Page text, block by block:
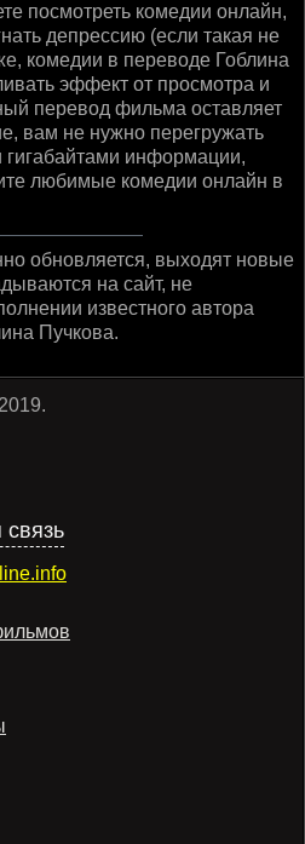
посмотреть комедии онлайн,
депрессию (если такая не
комедии в переводе Гоблина
эффект от просмотра и
перевод фильма оставляет
вам не нужно перегружать
информации,
любимые комедии онлайн в
обновляется, выходят новые
на сайт, не
известного автора
Пучкова.